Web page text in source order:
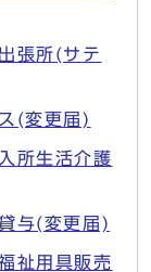
張所(サテ
(変更届)
所生活介護
与(変更届)
祉用具販売